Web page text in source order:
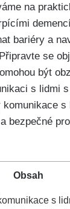
na
bariéry a
se
být
s lidmi
Obsah
s